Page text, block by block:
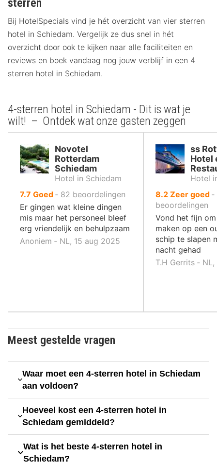
sterren
Bij HotelSpecials vind je hét overzicht van vier sterren
hotel in Schiedam. Vergelijk ze dus snel in hét
overzicht door ook te kijken naar alle faciliteiten en
reviews en boek vandaag nog jouw verblijf in een 4
sterren hotel in Schiedam.
4-sterren hotel in Schiedam - Dit is wat je
wilt! – Ontdek wat onze gasten zeggen
Novotel
Rotterdam
Schiedam
Hotel in Schiedam
7.7 uit
10
,
Goed ‐ 82 beoordelingen
Er gingen wat kleine dingen
mis maar het personeel bleef
erg vriendelijk en behulpzaam
Anoniem ‐ NL, 15 aug 2025
ss
Hotel
Hotel
8.2 uit
10
,
Zeer goed ‐
beoordelingen
Vond het fijn
maken op een
schip te slapen
nacht gehad
T.H Gerrits ‐
Meest gestelde vragen
Waar moet een 4-sterren hotel in Schiedam
aan voldoen?
Hoeveel kost een 4-sterren hotel in
Schiedam gemiddeld?
Wat is het beste 4-sterren hotel in
Schiedam?